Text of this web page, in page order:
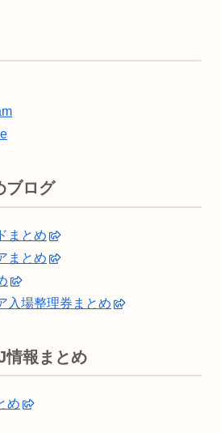
ブログ
まとめ
まとめ
入場整理券まとめ
情報まとめ
め